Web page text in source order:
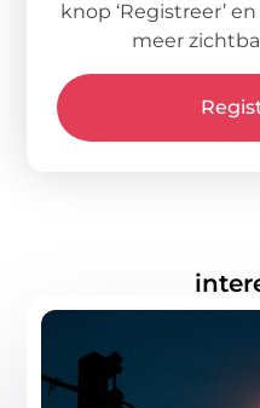
knop ‘Registreer’
meer